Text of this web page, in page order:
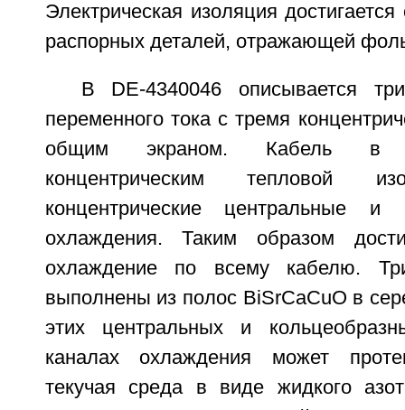
Электрическая изоляция
распорных деталей, отражающей
В DE-4340046 описывается
переменного тока с тремя
общим экраном. Кабель в
концентрическим тепловой
концентрические центральные и
охлаждения. Таким образом
охлаждение по всему кабелю.
выполнены из полос BiSrCaCuO в
этих центральных и
каналах охлаждения может
текучая среда в виде жидкого